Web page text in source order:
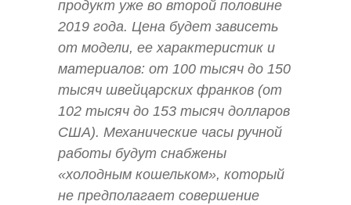
продукт уже во второй половине
2019 года. Цена будет зависеть
от модели, ее характеристик и
материалов: от 100 тысяч до 150
тысяч швейцарских франков (от
102 тысяч до 153 тысяч долларов
США). Механические часы ручной
работы будут снабжены
«холодным кошельком», который
не предполагает совершение